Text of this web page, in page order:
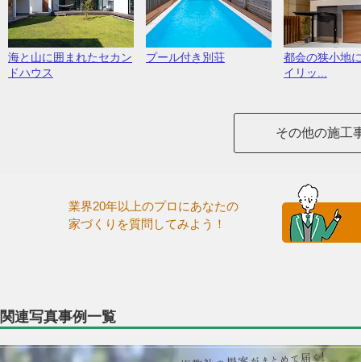
海と山に囲まれたセカン
ドハウス
プール付き別荘
都会の狭小地
イリッ...
その他の施工
業界20年以上のプロにあなたの
家づくりを質問してみよう！
関連写真事例一覧